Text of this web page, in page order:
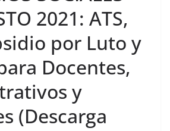
2021: ATS,
por Luto y
Docentes,
y
(Descarga